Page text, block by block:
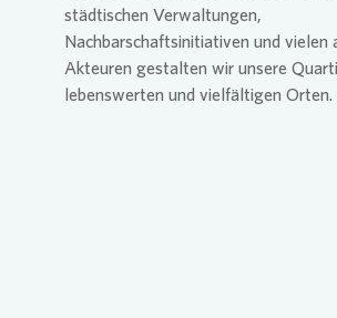
städtischen Verwaltungen,
Nachbarschaftsinitiativen und vielen
Akteuren gestalten wir unsere
lebenswerten und vielfältigen Orten.